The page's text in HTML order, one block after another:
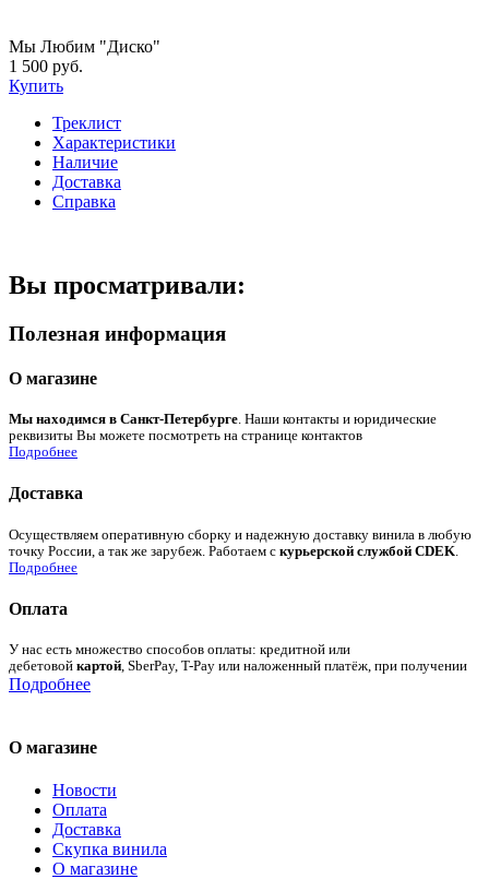
Мы Любим "Диско"
1 500 руб.
Купить
Треклист
Характеристики
Наличие
Доставка
Справка
Вы просматривали:
Полезная информация
О магазине
Мы находимся в Санкт-Петербурге. Наши контакты и юридические
реквизиты Вы можете посмотреть на странице контактов
Подробнее
Доставка
Осуществляем оперативную сборку и надежную доставку винила в любую
точку России, а так же зарубеж. Работаем с курьерской службой CDEK
Подробнее
Оплата
У нас есть множество способов оплаты: кредитной или
дебетовой картой, SberPay, T-Pay или наложенный платёж, при получении
Подробнее
О магазине
Новости
Оплата
Доставка
Скупка винила
О магазине